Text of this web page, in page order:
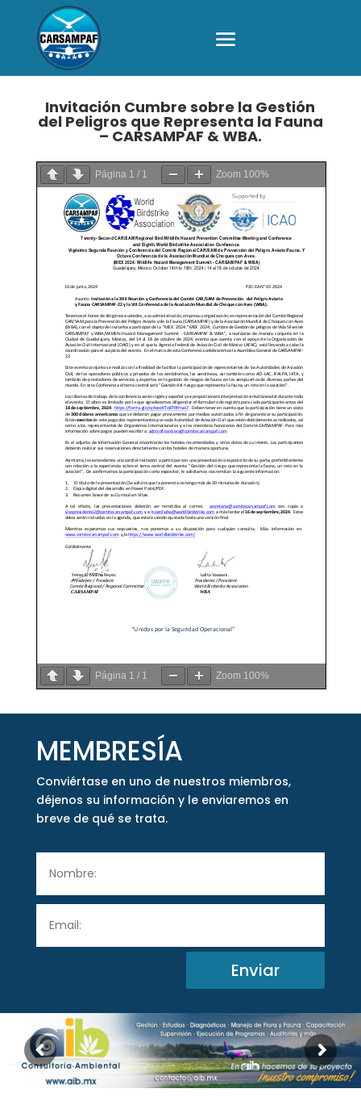
Invitación Cumbre sobre la Gestión
del Peligros que Representa la Fauna
– CARSAMPAF & WBA.
Página 1 / 1 Zoom 100%
Página 1 / 1 Zoom 100%
MEMBRESÍA
Conviértase en uno de nuestros miembros,
déjenos su información y le enviaremos en
breve de qué se trata.
Enviar